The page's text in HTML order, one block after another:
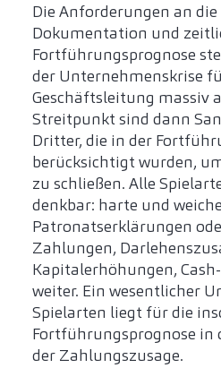
Die Anforderungen an die
Dokumentation und
Fortführungsprognose
der Unternehmenskrise
Geschäftsleitung massiv
Streitpunkt sind dann
Dritter, die in der
berücksichtigt wurden,
zu schließen. Alle
denkbar: harte und weiche
Patronatserklärungen
Zahlungen,
Kapitalerhöhungen,
weiter. Ein wesentlicher
Spielarten liegt für die
Fortführungsprognose in
der Zahlungszusage.